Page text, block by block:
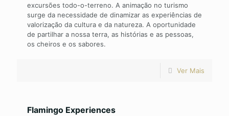
excursões todo-o-terreno. A animação no turismo
surge da necessidade de dinamizar as experiências de
valorização da cultura e da natureza. A oportunidade
de partilhar a nossa terra, as histórias e as pessoas,
os cheiros e os sabores.
Ver Mais
Flamingo Experiences